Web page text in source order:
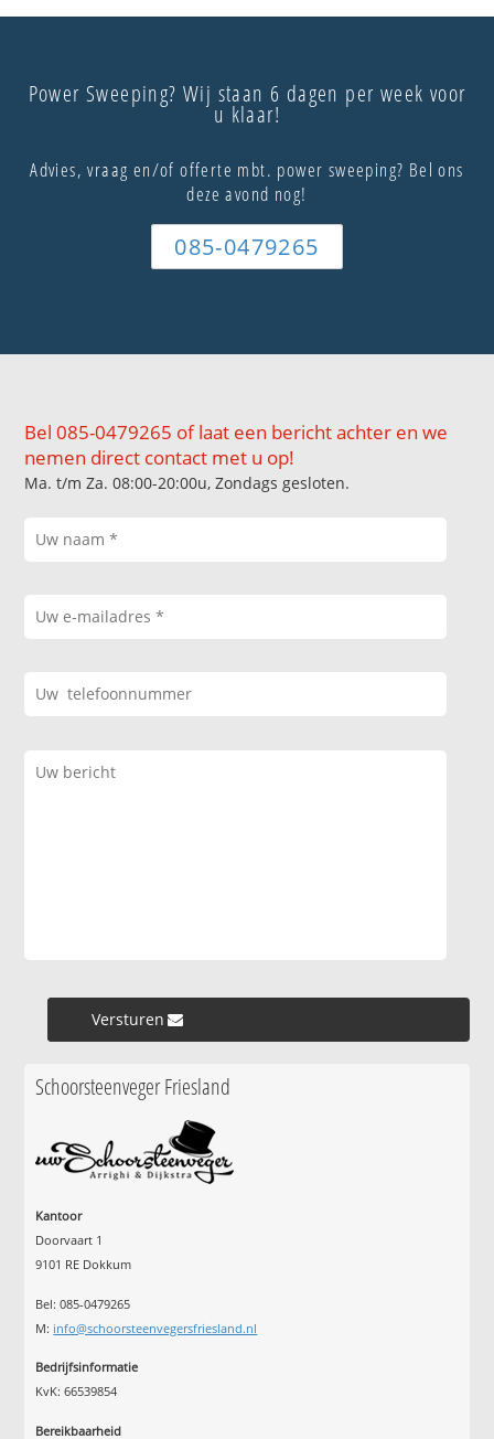
Power Sweeping? Wij staan 6 dagen per week voor
u klaar!
Advies, vraag en/of offerte mbt. power sweeping? Bel ons
deze avond nog!
085-0479265
Bel 085-0479265 of laat een bericht achter en we
nemen direct contact met u op!
Ma. t/m Za. 08:00-20:00u, Zondags gesloten.
Versturen »
Schoorsteenveger Friesland
Kantoor
Doorvaart 1
9101 RE Dokkum
Bel: 085-0479265
M: info@schoorsteenvegersfriesland.nl
Bedrijfsinformatie
KvK: 66539854
Bereikbaarheid